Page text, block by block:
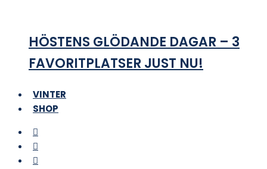
HÖSTENS GLÖDANDE DAGAR – 3
FAVORITPLATSER JUST NU!
VINTER
SHOP